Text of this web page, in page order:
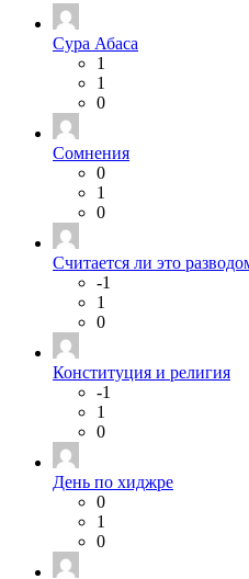
Сура Абаса
1
1
0
Сомнения
0
1
0
Считается ли это
-1
1
0
Конституция и религия
-1
1
0
День по хиджре
0
1
0